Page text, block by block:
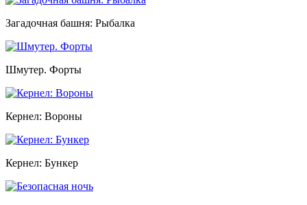
Загадочная башня: Рыбалка
Шмутер. Форты
Кернел: Вороны
Кернел: Бункер